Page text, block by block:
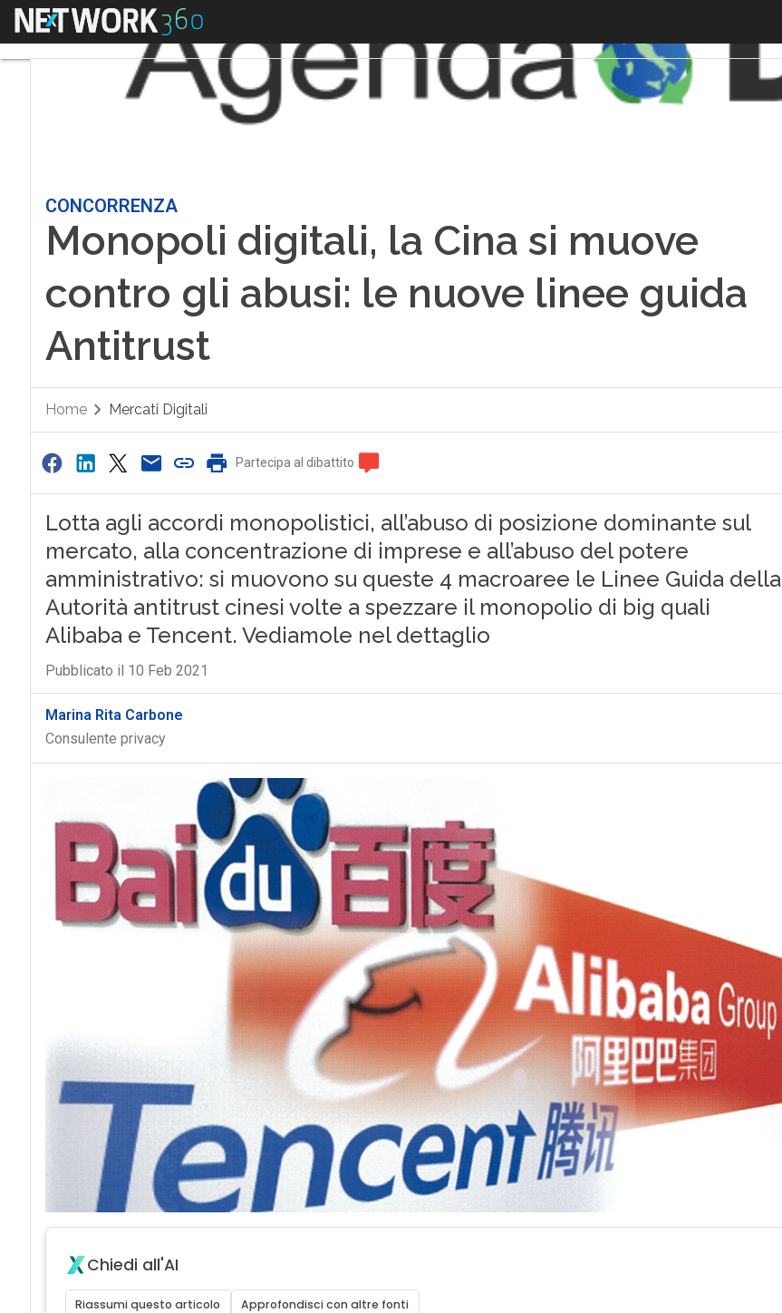
Menu
CONCORRENZA
Monopoli digitali, la Cina si muove
contro gli abusi: le nuove linee guida
Antitrust
Home Mercati Digitali
Partecipa al dibattito
Lotta agli accordi monopolistici, all’abuso di posizione dominante sul
mercato, alla concentrazione di imprese e all’abuso del potere
amministrativo: si muovono su queste 4 macroaree le Linee Guida della
Autorità antitrust cinesi volte a spezzare il monopolio di big quali
Alibaba e Tencent. Vediamole nel dettaglio
Pubblicato il 10 Feb 2021
Marina Rita Carbone
Consulente privacy
Chiedi all'AI
Riassumi questo articolo Approfondisci con altre fonti